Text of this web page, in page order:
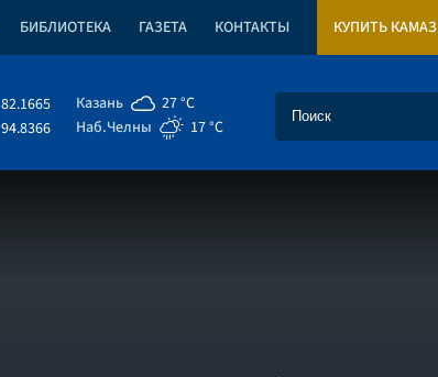
БИБЛИОТЕКА ГАЗЕТА КОНТАКТЫ КУПИТЬ КАМАЗ
82.1665
94.8366
Казань
27 °C
Наб.Челны
17 °C